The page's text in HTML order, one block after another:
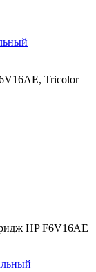
Tricolor
HP F6V16AE